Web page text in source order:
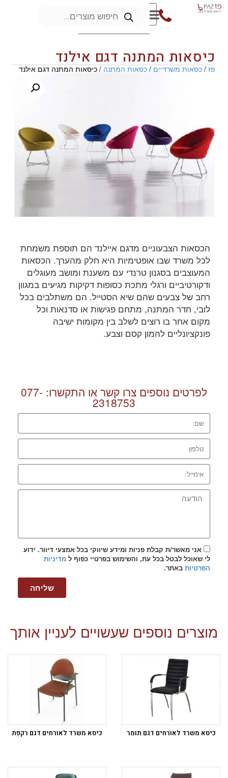
כיסאות המתנה דגם אילנד
פז/כסאות משרדיים/כסאות המתנה/ כיסאות המתנה דגם אילנד
הכסאות הצבעוניים מדגם איילנד הם תוספת משמחת
לכל משרד שבו אופטימיות היא חלק מהערך. הכסאות
המעוצבים בסגנון טרנדי עם משענת ומושב מעוגלים
ודקורטיביים ורגלי מתכת כסופות דקיקות מגיעים במגוון
רחב של צבעים שהם שיא הסטייל. הם משתלבים בכל
לובי, חדר המתנה, מתחם פגישות או סדנאות וכל
מקום אחר בו רוצים לשלב בין מקומות ישיבה
פונקציונליים להמון קסם וצבע.
לפרטים נוספים צרו קשר או התקשרו: 077-
2318753
אני מאשר/ת קבלת פניות ומידע שיווקי בכל אמצעי דיוור. ידוע
לי שאוכל לבטל בכל עת, והשימוש בפרטיי כפוף ל מדיניות
הפרטיות באתר.
שליחה
מוצרים נוספים שעשויים לעניין אותך
כיסא משרד לאורחים דגם תומר כיסא משרד לאורחים דגם רקפת